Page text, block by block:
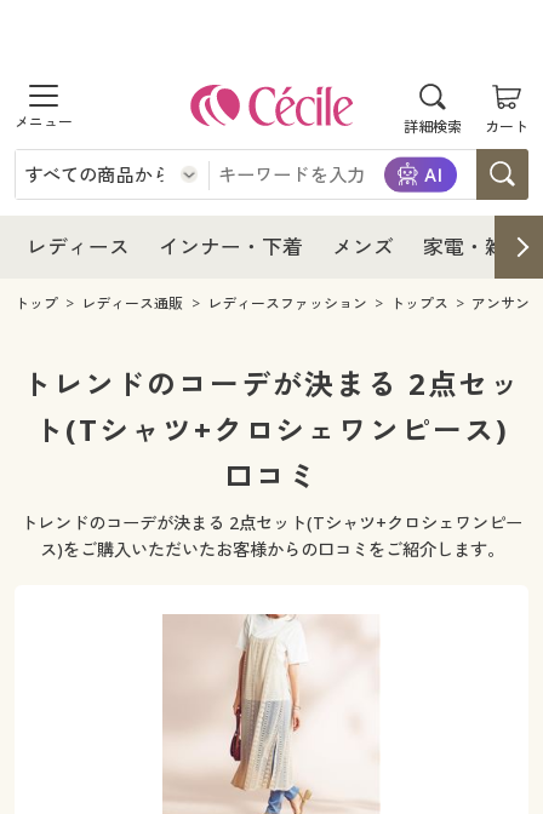
詳細検索 カート
商品を探す
レディース
レディースファッション
女性下着
インナー・下着
インナー・下着通販すべて
女性下着
メンズ下着
メンズ
メンズ通販すべて
メンズファッション
家電・雑貨
家電・雑貨すべて
寝具・インテリア・家具
カーテン・ラグ・ファブリック
制服・スクール
ジュニア・ティーンズ下着
大きいサイズ レディース服
レディース インナー・下着 メンズ 家電・雑貨
レディース
レディース通販すべて
レディースファッション
インナー・下着
インナー・下着通販すべて
ジュニア・ティーンズ下着
メンズ
メンズ下着
家電
寝具・インテリア・家具通販すべて
寝具・ベッド
カーテン・ラグ・ファブリック
美容・健康
美容・健康・サプリメント
制服・スクールすべて
ジュニア・ティーンズ下着
大きいサイズ
大きいサイズ レディース服
大きいサイズ レディース下着
トップ レディース通販 レディースファッション トップス アンサン
トレンドのコーデが決まる 2点セッ
ト(Tシャツ+クロシェワンピース)
口コミ
トレンドのコーデが決まる 2点セット(Tシャツ+クロシェワンピー
ス)をご購入いただいたお客様からの口コミをご紹介します。